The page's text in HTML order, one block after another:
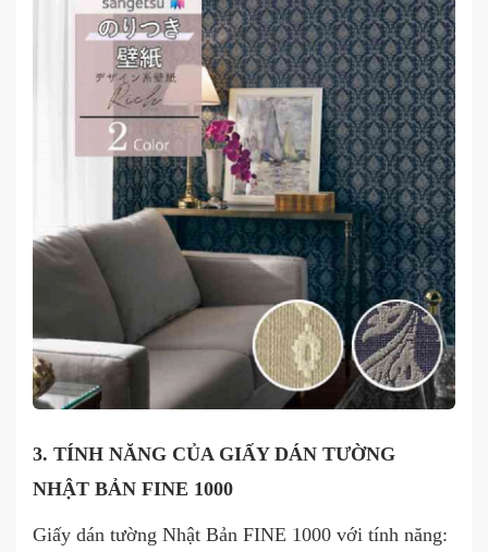
3. TÍNH NĂNG CỦA GIẤY DÁN TƯỜNG
NHẬT BẢN FINE 1000
Giấy dán tường Nhật Bản FINE 1000 với tính năng: